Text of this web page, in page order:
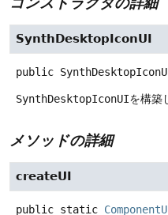
SynthDesktopIconUI
public
SynthDesktopIconUIを構築
メソッドの詳細
createUI
public static